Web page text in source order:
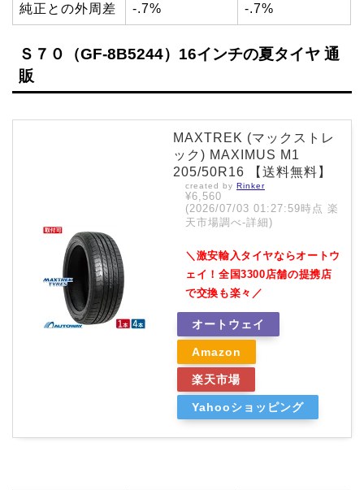
純正との外周差 -.7% -.7%
Ｓ７０（GF-8B5244）16インチの夏タイヤ 通
販
MAXTREK (マックストレ
ック) MAXIMUS M1
205/50R16 【送料無料】
created by Rinker
¥6,560
(2026/07/03 01:27:59時点 楽
天市場調べ-詳細)
＼激安輸入タイヤならオートウ
ェイ！全国3300店舗の提携店
で交換も楽々／
オートウェイ
Amazon
楽天市場
Yahooショッピング